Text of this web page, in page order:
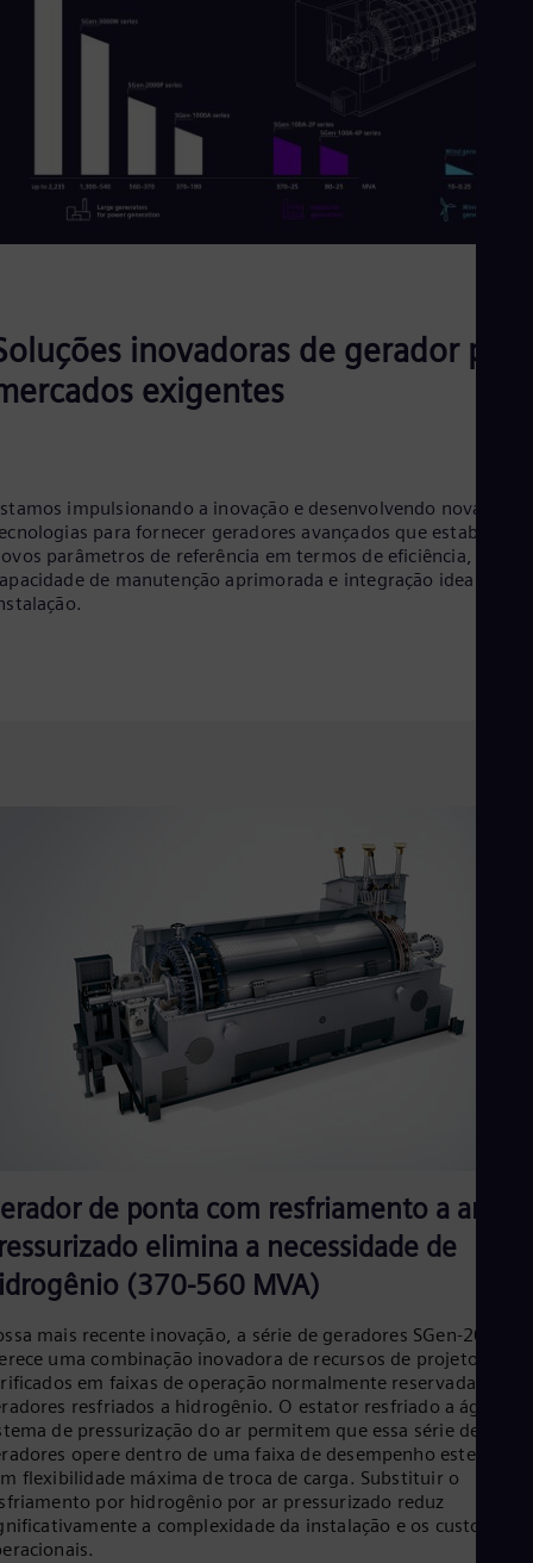
inovadoras de gerador para
exigentes
impulsionando a inovação e desenvolvendo novas
para fornecer geradores avançados que
parâmetros de referência em termos de eficiência,
de manutenção aprimorada e integração ideal da
de ponta com resfriamento a ar
elimina a necessidade de
(370-560 MVA)
mais recente inovação, a série de geradores SGen-2000P,
uma combinação inovadora de recursos de projeto
em faixas de operação normalmente reservadas para
resfriados a hidrogênio. O estator resfriado a água e o
de pressurização do ar permitem que essa série de
opere dentro de uma faixa de desempenho estendida
flexibilidade máxima de troca de carga. Substituir o
por hidrogênio por ar pressurizado reduz
a complexidade da instalação e os custos